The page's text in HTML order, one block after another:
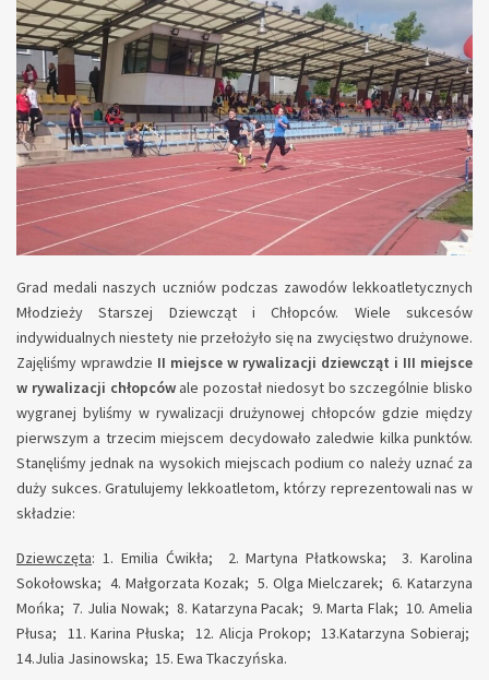
Grad medali naszych uczniów podczas zawodów lekkoatletycznych
Młodzieży Starszej Dziewcząt i Chłopców. Wiele sukcesów
indywidualnych niestety nie przełożyło się na zwycięstwo drużynowe.
Zajęliśmy wprawdzie II miejsce w rywalizacji dziewcząt i III miejsce
w rywalizacji chłopcówale pozostał niedosyt bo szczególnie blisko
wygranej byliśmy w rywalizacji drużynowej chłopców gdzie między
pierwszym a trzecim miejscem decydowało zaledwie kilka punktów.
Stanęliśmy jednak na wysokich miejscach podium co należy uznać za
duży sukces. Gratulujemy lekkoatletom, którzy reprezentowali nas w
składzie:
Dziewczęta: 1. Emilia Ćwikła; 2. Martyna Płatkowska; 3. Karolina
Sokołowska; 4. Małgorzata Kozak; 5. Olga Mielczarek; 6. Katarzyna
Mońka; 7. Julia Nowak; 8. Katarzyna Pacak; 9. Marta Flak; 10. Amelia
Płusa; 11. Karina Płuska; 12. Alicja Prokop; 13.Katarzyna Sobieraj;
14.Julia Jasinowska; 15. Ewa Tkaczyńska.